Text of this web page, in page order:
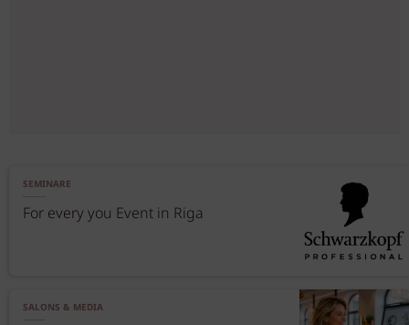
SEMINARE
For every you Event in Riga
SALONS & MEDIA